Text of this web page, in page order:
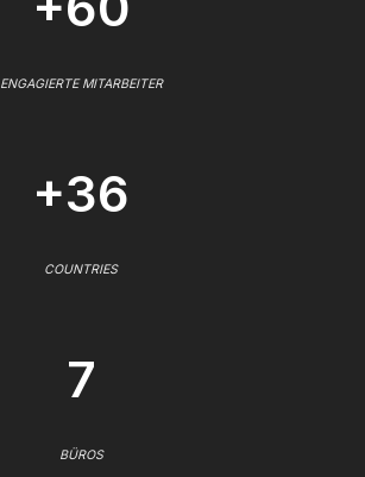
ENGAGIERTE MITARBEITER
+36
COUNTRIES
7
BÜROS